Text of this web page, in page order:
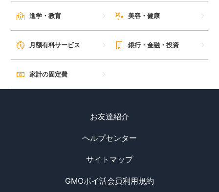
進学・教育 美容・健康
月額有料サービス 銀行・金融・投資
家計の固定費
お友達紹介
ヘルプセンター
サイトマップ
GMOポイ活会員利用規約